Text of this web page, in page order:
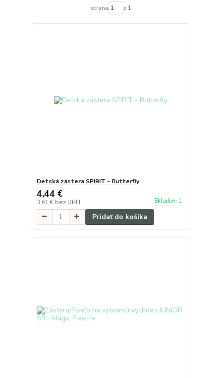
strana z 1
Detská zástera SPIRIT - Butterfly
4,44 €
3,61 € bez DPH Skladom 1
Pridať do košíka